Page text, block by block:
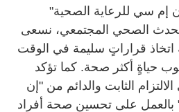
إم سي للرعاية الصحية"
الصحي المجتمعي، نسعى
اتخاذ قراراتٍ سليمة في الوقت
حياةٍ أكثر صحة. كما تؤكد
الثابت والدائم من "إن
بالعمل على تحسين صحة أفراد